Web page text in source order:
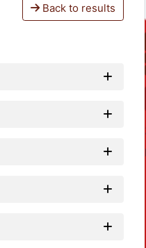
Back to results